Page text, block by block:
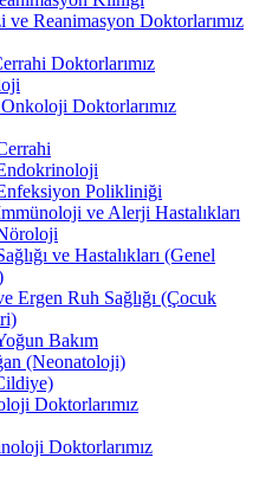
ve Reanimasyon Doktorlarımız
Doktorlarımız
Doktorlarımız
Polikliniği
ve Alerji Hastalıkları
ve Hastalıkları (Genel
Ergen Ruh Sağlığı (Çocuk
Bakım
(Neonatoloji)
Doktorlarımız
Doktorlarımız